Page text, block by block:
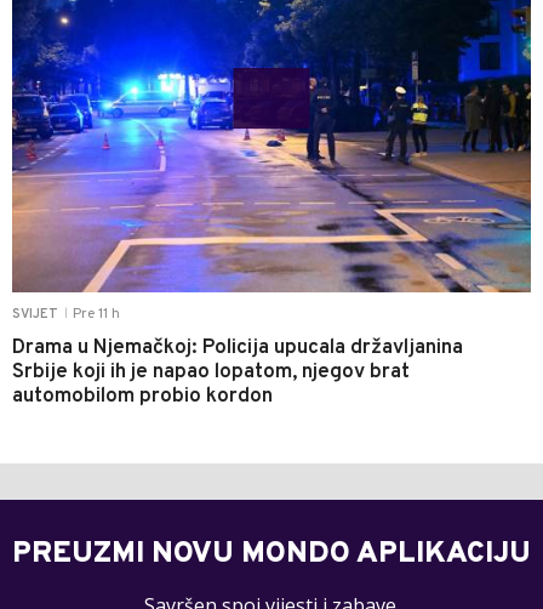
SVIJET Pre 11 h
Drama u Njemačkoj: Policija upucala državljanina
Srbije koji ih je napao lopatom, njegov brat
automobilom probio kordon
PREUZMI NOVU MONDO APLIKACIJU